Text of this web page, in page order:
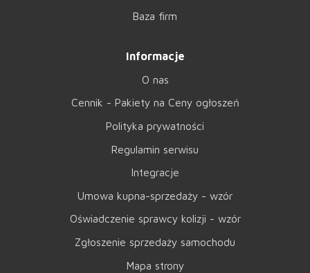
Baza firm
Informacje
O nas
Cennik - Pakiety na Ceny ogłoszeń
Polityka prywatności
Regulamin serwisu
Integracje
Umowa kupna-sprzedaży - wzór
Oświadczenie sprawcy kolizji - wzór
Zgłoszenie sprzedaży samochodu
Mapa strony